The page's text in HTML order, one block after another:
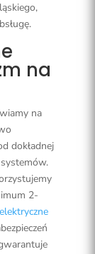
na
na
dokładnej
2-